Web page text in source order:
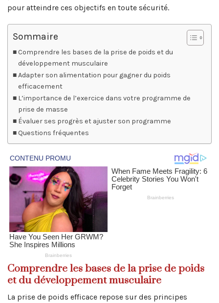
pour atteindre ces objectifs en toute sécurité.
Sommaire
Comprendre les bases de la prise de poids et du
développement musculaire
Adapter son alimentation pour gagner du poids
efficacement
L’importance de l’exercice dans votre programme de
prise de masse
Évaluer ses progrès et ajuster son programme
Questions fréquentes
Comprendre les bases de la prise de poids
et du développement musculaire
La prise de poids efficace repose sur des principes